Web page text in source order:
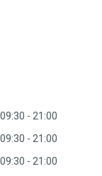
09:30 - 21:00
09:30 - 21:00
09:30 - 21:00